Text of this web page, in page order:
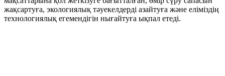
жақсартуға, экологиялық тәуекелдерді азайтуға және еліміздің
технологиялық егемендігін нығайтуға ықпал етеді.